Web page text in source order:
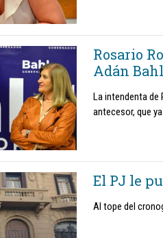
Rosario
Adán
La intendenta de
antecesor, que
El PJ le
Al tope del